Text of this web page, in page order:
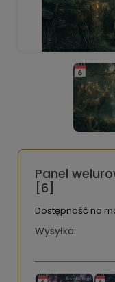
Panel
[6]
Dostępność na
Wysyłka: